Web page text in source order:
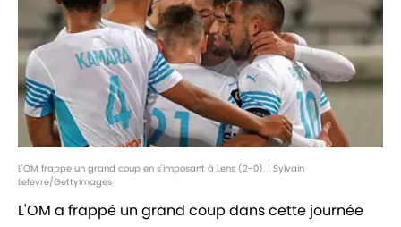
L'OM frappe un grand coup en s'imposant à Lens (2-0). | Sylvain
Lefevre/GettyImages
L'OM a frappé un grand coup dans cette journée